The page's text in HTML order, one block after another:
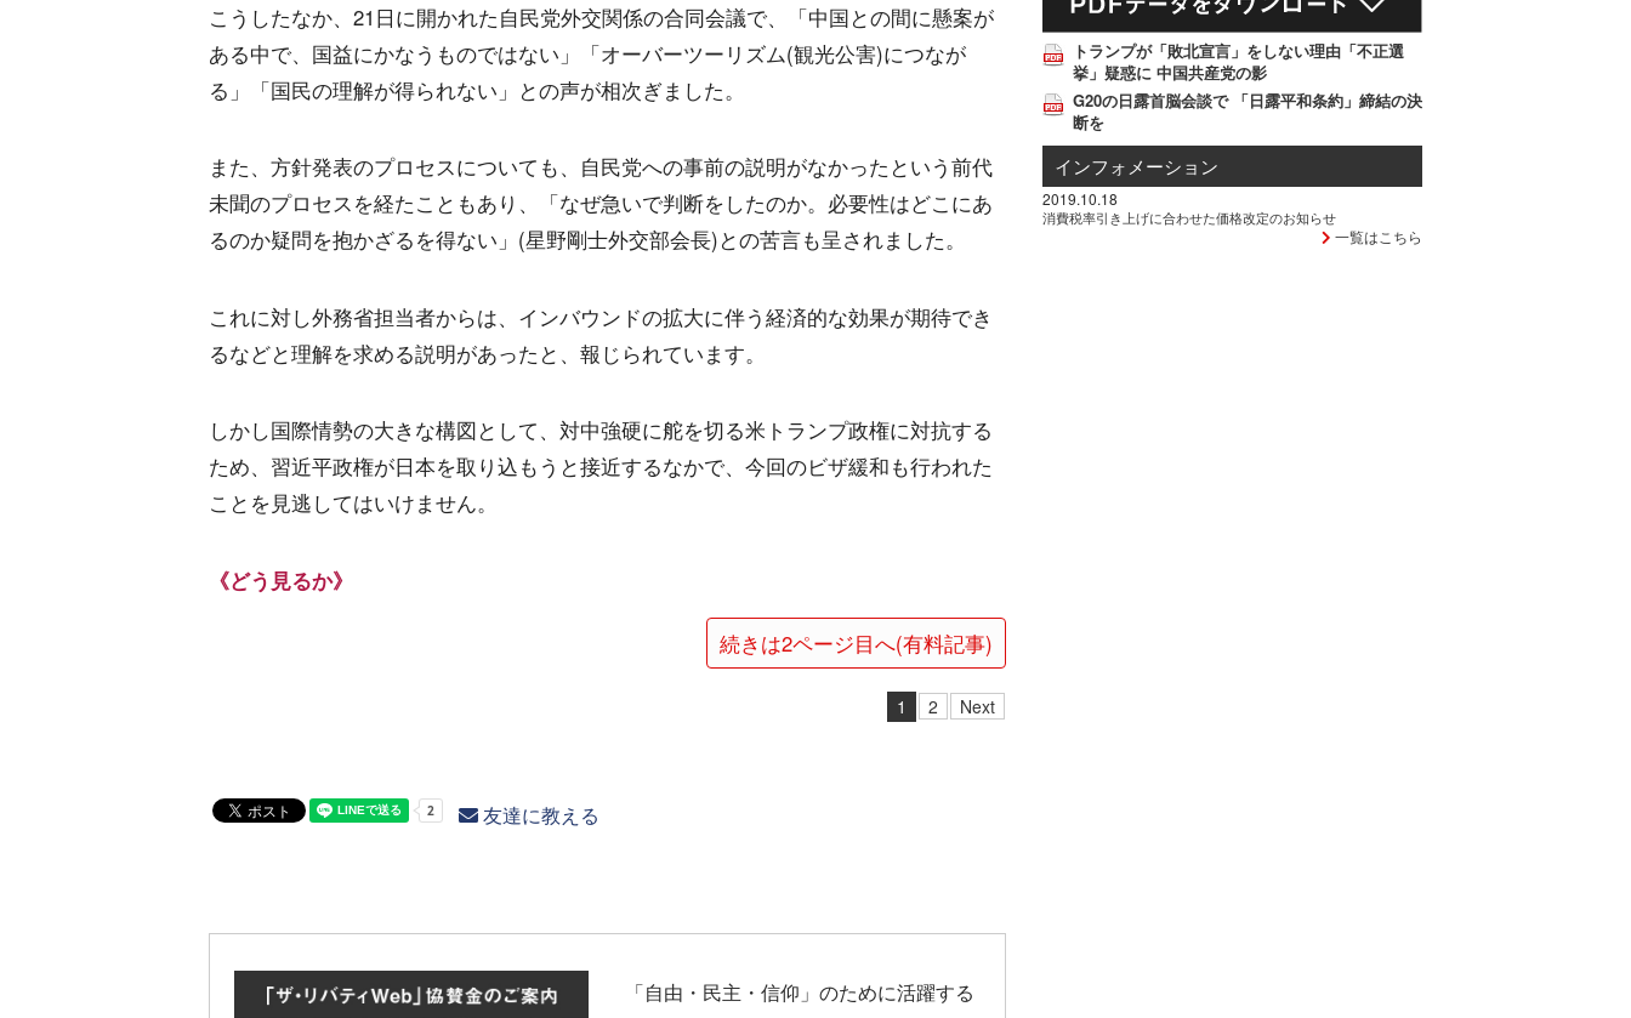
こうしたなか、21日に開かれた自民党外交関係の合同会議で、「中国との間に懸案が
ある中で、国益にかなうものではない」「オーバーツーリズム(観光公害)につなが
る」「国民の理解が得られない」との声が相次ぎました。
また、方針発表のプロセスについても、自民党への事前の説明がなかったという前代
未聞のプロセスを経たこともあり、「なぜ急いで判断をしたのか。必要性はどこにあ
るのか疑問を抱かざるを得ない」(星野剛士外交部会長)との苦言も呈されました。
これに対し外務省担当者からは、インバウンドの拡大に伴う経済的な効果が期待でき
るなどと理解を求める説明があったと、報じられています。
しかし国際情勢の大きな構図として、対中強硬に舵を切る米トランプ政権に対抗する
ため、習近平政権が日本を取り込もうと接近するなかで、今回のビザ緩和も行われた
ことを見逃してはいけません。
《どう見るか》
続きは2ページ目へ(有料記事)
1 2 Next
友達に教える
「自由・民主・信仰」のために活躍する
トランプが「敗北宣言」をしない理由「不正選
挙」疑惑に 中国共産党の影
G20の日露首脳会談で 「日露平和条約」締結の決
断を
インフォメーション
2019.10.18
消費税率引き上げに合わせた価格改定のお知らせ
一覧はこちら